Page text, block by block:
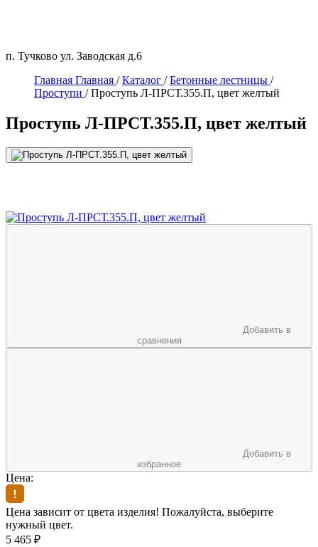
п. Тучково ул. Заводская д.6
Главная Главная / Каталог / Бетонные лестницы /
Проступи / Проступь Л-ПРСТ.355.П, цвет желтый
Проступь Л-ПРСТ.355.П, цвет желтый
Добавить в
сравнения
Добавить в
избранное
Цена:
Цена зависит от цвета изделия! Пожалуйста, выберите
нужный цвет.
5 465 ₽